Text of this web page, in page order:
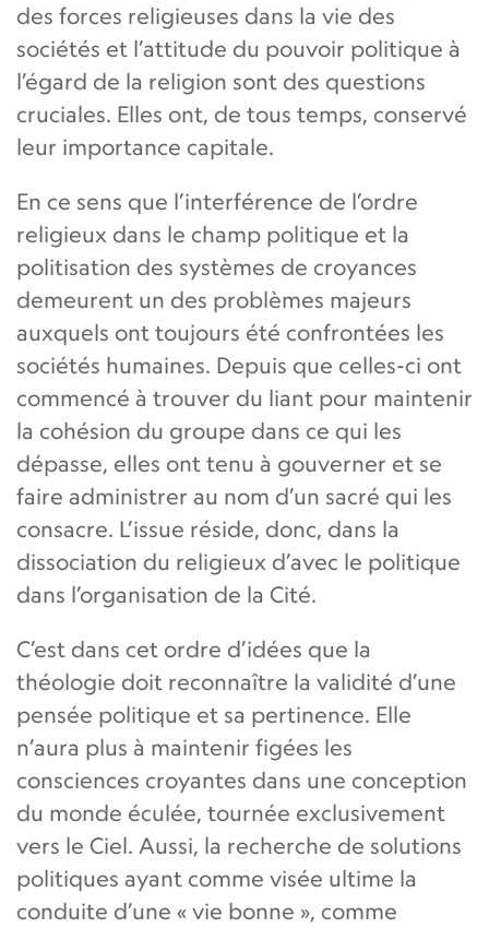
des forces religieuses dans la vie des
sociétés et l’attitude du pouvoir politique à
l’égard de la religion sont des questions
cruciales. Elles ont, de tous temps, conservé
leur importance capitale.
En ce sens que l’interférence de l’ordre
religieux dans le champ politique et la
politisation des systèmes de croyances
demeurent un des problèmes majeurs
auxquels ont toujours été confrontées les
sociétés humaines. Depuis que celles-ci ont
commencé à trouver du liant pour maintenir
la cohésion du groupe dans ce qui les
dépasse, elles ont tenu à gouverner et se
faire administrer au nom d’un sacré qui les
consacre. L’issue réside, donc, dans la
dissociation du religieux d’avec le politique
dans l’organisation de la Cité.
C’est dans cet ordre d’idées que la
théologie doit reconnaître la validité d’une
pensée politique et sa pertinence. Elle
n’aura plus à maintenir figées les
consciences croyantes dans une conception
du monde éculée, tournée exclusivement
vers le Ciel. Aussi, la recherche de solutions
politiques ayant comme visée ultime la
conduite d’une « vie bonne », comme